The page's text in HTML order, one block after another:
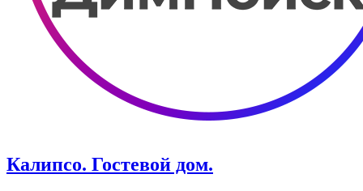
Калипсо. Гостевой дом.